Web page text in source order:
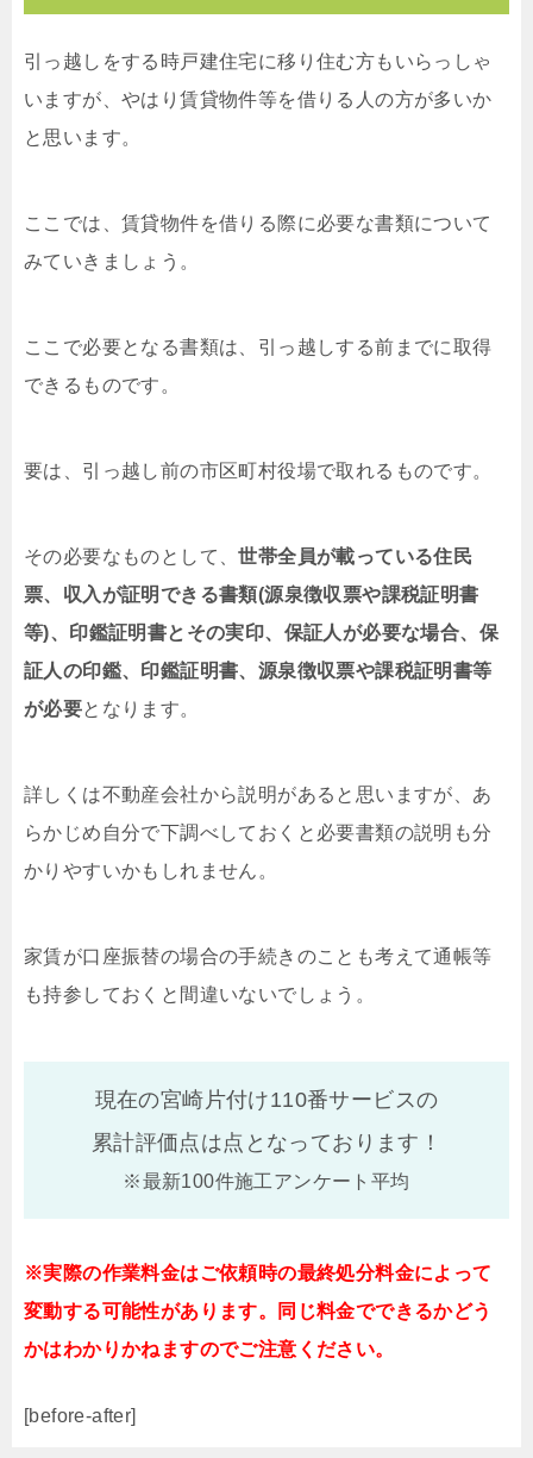
引っ越しをする時戸建住宅に移り住む方もいらっしゃ
いますが、やはり賃貸物件等を借りる人の方が多いか
と思います。
ここでは、賃貸物件を借りる際に必要な書類について
みていきましょう。
ここで必要となる書類は、引っ越しする前までに取得
できるものです。
要は、引っ越し前の市区町村役場で取れるものです。
その必要なものとして、世帯全員が載っている住民
票、収入が証明できる書類(源泉徴収票や課税証明書
等)、印鑑証明書とその実印、保証人が必要な場合、保
証人の印鑑、印鑑証明書、源泉徴収票や課税証明書等
が必要となります。
詳しくは不動産会社から説明があると思いますが、あ
らかじめ自分で下調べしておくと必要書類の説明も分
かりやすいかもしれません。
家賃が口座振替の場合の手続きのことも考えて通帳等
も持参しておくと間違いないでしょう。
現在の宮崎片付け110番サービスの
累計評価点は点となっております！
※最新100件施工アンケート平均
※実際の作業料金はご依頼時の最終処分料金によって
変動する可能性があります。同じ料金でできるかどう
かはわかりかねますのでご注意ください。
[before-after]